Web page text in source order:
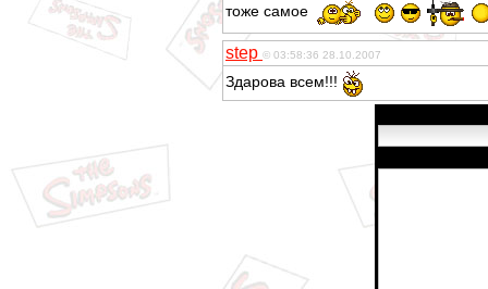
тоже самое
step © 03:58:36 28.10.2007
Здарова всем!!!